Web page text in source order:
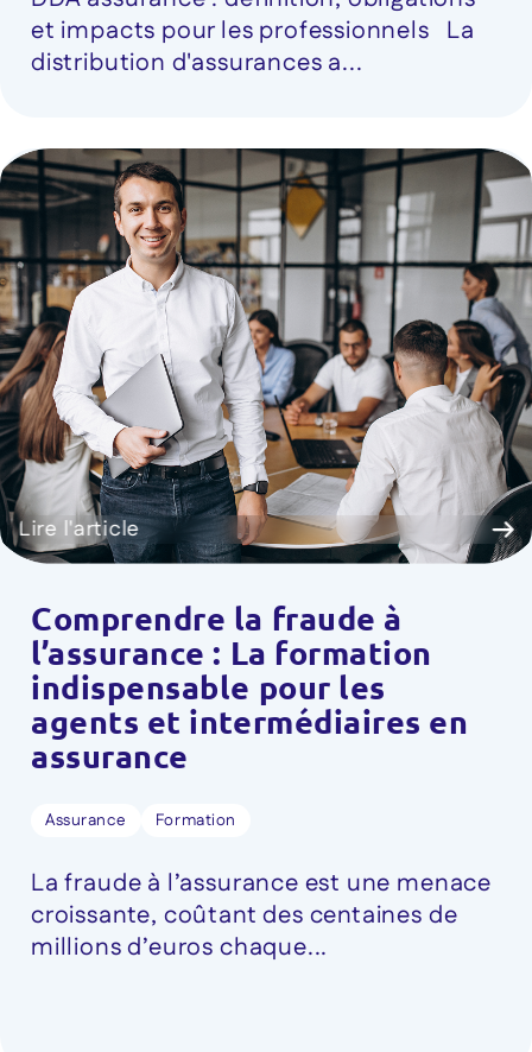
et impacts pour les professionnels La
distribution d'assurances a...
Lire l'article
Comprendre la fraude à
l’assurance : La formation
indispensable pour les
agents et intermédiaires en
assurance
Assurance Formation
La fraude à l’assurance est une menace
croissante, coûtant des centaines de
millions d’euros chaque...